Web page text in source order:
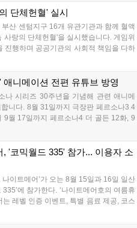
와일드랜드'는 7년 만의 대규모 업
단체헌혈' 실시
산 센텀지구 16개 유관기관과 함께 혈액
사랑의 단체헌혈'을 실시했습니다. 게임위
진행하며 공공기관의 사회적 책임을 다하
진흥위원회 등 14개 기관 임직원이 동참
직원에게 감사의 뜻을 전하며 헌혈 문화
니메이션 전편 유튜브 방영
나 시리즈 30주년을 기념해 관련 애니메
니다. 8월 31일까지 극장판 페르소나3 4
9월 17일까지 페르소나4 더 골든 12화, 9
르소나5 시리즈가 순차 공개됩니다. 또한
예정입니다....
'코믹월드 335' 참가... 이용자 소
나이트메어’가 오는 8월 15일과 16일 일산
에 참가한다. ‘나이트메어호의 여름휴
는 레벨 인증 이벤트, 특별 음료 제공, 코스
사가 진행된다. 유명 코스어 7인이 캐릭